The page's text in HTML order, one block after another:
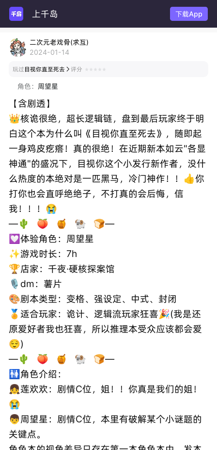
上千岛 下载App
二次元老戏骨(求互)
2024-01-14
玩过 目视你直至死去  评分
角色： 周望星
【含剧透】
👑核诡很绝，超长逻辑链，盘到最后玩家终于明
白这个本为什么叫《目视你直至死去》，随即起
一身鸡皮疙瘩！真的很绝！在近期新本如云"各显
神通"的盛况下，目视你这个小发行新作者，没什
么热度的本绝对是一匹黑马，冷门神作！！👍你
打你也会直呼绝绝子，不打真的会后悔，信
我！！！😭
—🌵 🍑 🍯 🐏 🍞—
💟体验角色：周望星
✨游戏时长：7h
🏆店家：千夜·硬核探案馆
🎙dm：薯片
🎨剧本类型：变格、强设定、中式、封闭
🏅适合玩家：诡计、逻辑流玩家狂喜🎉(我是还
原爱好者我也狂喜，所以推理本受众应该都会爱
😌)
—🌵 🍑 🍯 🐏 🍞—
🚻角色介绍：
👧莲欢欢：剧情C位，姐！！你真是我们的姐！
😭
👦周望星：剧情C位，本里有破解某个小谜题的
关键点。